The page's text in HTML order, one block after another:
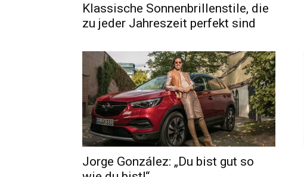
Klassische Sonnenbrillenstile, die
zu jeder Jahreszeit perfekt sind
Jorge González: „Du bist gut so